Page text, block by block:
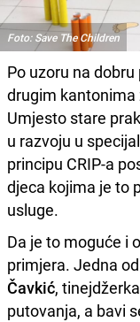
Foto: Save The Children
Po uzoru na
drugim
Umjesto stare
u razvoju u
principu CRIP-a
djeca kojima je to
usluge.
Da je to moguće i
primjera. Jedna
Čavkić,
putovanja, a bavi